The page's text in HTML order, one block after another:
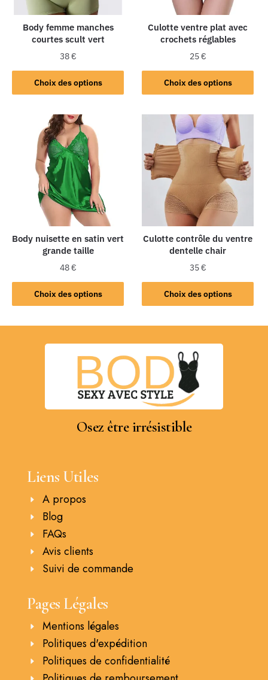
Body femme manches
courtes scult vert
38€
Choix des options
Culotte ventre plat avec
crochets réglables
25€
Choix des options
Body nuisette en satin vert
grande taille
48€
Choix des options
Culotte contrôle du ventre
dentelle chair
35€
Choix des options
Osez être irrésistible
Liens Utiles
A propos
Blog
FAQs
Avis clients
Suivi de commande
Pages Légales
Mentions légales
Politiques d'expédition
Politiques de confidentialité